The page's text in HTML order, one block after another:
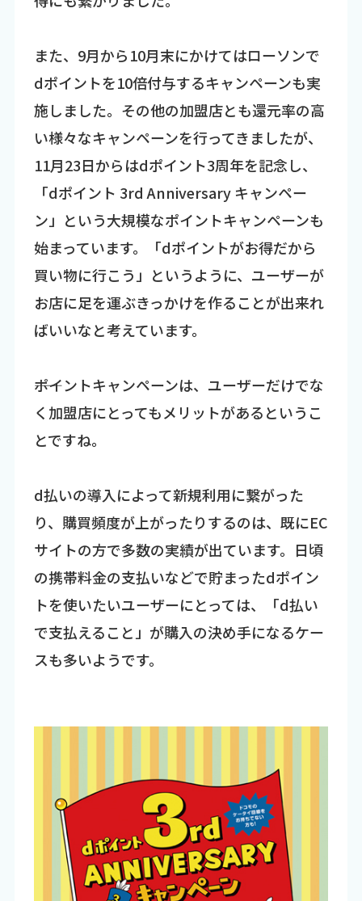
また、9月から10月末にかけてはローソンで
dポイントを10倍付与するキャンペーンも実
施しました。その他の加盟店とも還元率の高
い様々なキャンペーンを行ってきましたが、
11月23日からはdポイント3周年を記念し、
「dポイント 3rd Anniversary キャンペー
ン」という大規模なポイントキャンペーンも
始まっています。「dポイントがお得だから
買い物に行こう」というように、ユーザーが
お店に足を運ぶきっかけを作ることが出来れ
ばいいなと考えています。
――ポイントキャンペーンは、ユーザーだけでな
く加盟店にとってもメリットがあるというこ
とですね。
d払いの導入によって新規利用に繋がった
り、購買頻度が上がったりするのは、既にEC
サイトの方で多数の実績が出ています。日頃
の携帯料金の支払いなどで貯まったdポイン
トを使いたいユーザーにとっては、「d払い
で支払えること」が購入の決め手になるケー
スも多いようです。